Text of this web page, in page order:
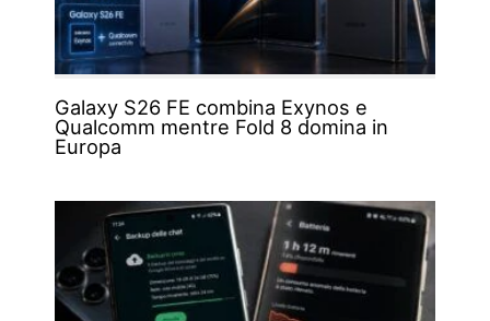
Galaxy S26 FE combina Exynos e
Qualcomm mentre Fold 8 domina in
Europa